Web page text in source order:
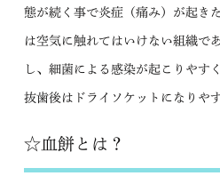
態が続く事で炎症（痛み）が起き
は空気に触れてはいけない組織で
し、細菌による感染が起こりやす
抜歯後はドライソケットになりや
☆血餅とは？